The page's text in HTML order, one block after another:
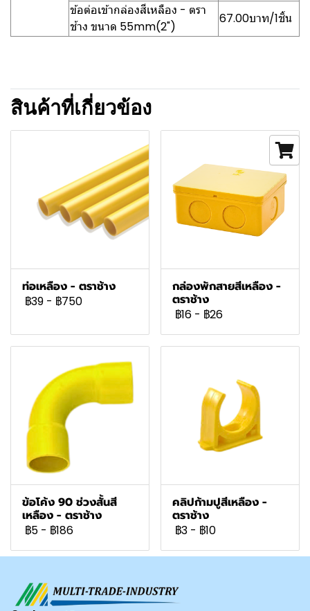
ข้อต่อเข้ากล่องสีเหลือง - ตรา
ช้าง ขนาด 55mm(2")
67.00บาท/1ชิ้น
สินค้าที่เกี่ยวข้อง
ท่อเหลือง - ตราช้าง
฿39 - ฿750
กล่องพักสายสีเหลือง -
ตราช้าง
฿16 - ฿26
ข้อโค้ง 90 ช่วงสั้นสี
เหลือง - ตราช้าง
฿5 - ฿186
คลิปก้ามปูสีเหลือง -
ตราช้าง
฿3 - ฿10